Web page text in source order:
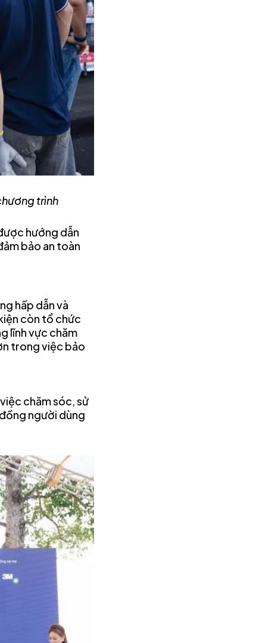
trình
hướng dẫn
bảo an toàn
hấp dẫn và
còn tổ chức
lĩnh vực chăm
trong việc bảo
chăm sóc, sử
người dùng